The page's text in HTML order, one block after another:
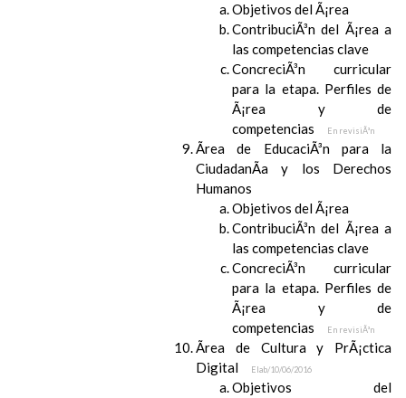
Objetivos del Ã¡rea
ContribuciÃ³n del Ã¡rea a
las competencias clave
ConcreciÃ³n curricular
para la etapa. Perfiles de
Ã¡rea y de
competencias
En revisiÃ³n
Ãrea de EducaciÃ³n para la
CiudadanÃ­a y los Derechos
Humanos
Objetivos del Ã¡rea
ContribuciÃ³n del Ã¡rea a
las competencias clave
ConcreciÃ³n curricular
para la etapa. Perfiles de
Ã¡rea y de
competencias
En revisiÃ³n
Ãrea de Cultura y PrÃ¡ctica
Digital
Elab/10/06/2016
Objetivos del